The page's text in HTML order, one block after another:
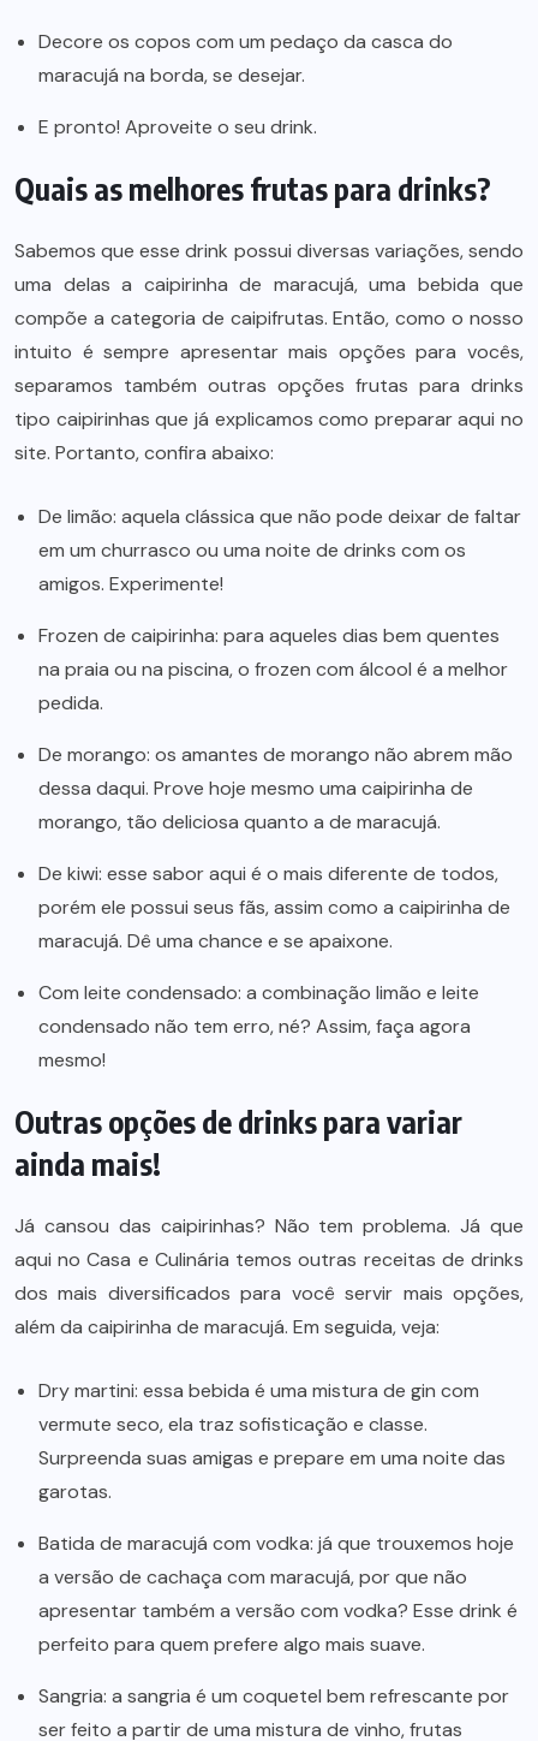
Decore os copos com um pedaço da casca do
maracujá na borda, se desejar.
E pronto! Aproveite o seu drink.
Quais as melhores frutas para drinks?
Sabemos que esse drink possui diversas variações, sendo
uma delas a caipirinha de maracujá, uma bebida que
compõe a categoria de caipifrutas. Então, como o nosso
intuito é sempre apresentar mais opções para vocês,
separamos também outras opções frutas para drinks
tipo caipirinhas que já explicamos como preparar aqui no
site. Portanto, confira abaixo:
De limão: aquela clássica que não pode deixar de faltar
em um churrasco ou uma noite de drinks com os
amigos. Experimente!
Frozen de caipirinha: para aqueles dias bem quentes
na praia ou na piscina, o frozen com álcool é a melhor
pedida.
De morango: os amantes de morango não abrem mão
dessa daqui. Prove hoje mesmo uma caipirinha de
morango, tão deliciosa quanto a de maracujá.
De kiwi: esse sabor aqui é o mais diferente de todos,
porém ele possui seus fãs, assim como a caipirinha de
maracujá. Dê uma chance e se apaixone.
Com leite condensado: a combinação limão e leite
condensado não tem erro, né? Assim, faça agora
mesmo!
Outras opções de drinks para variar
ainda mais!
Já cansou das caipirinhas? Não tem problema. Já que
aqui no Casa e Culinária temos outras receitas de drinks
dos mais diversificados para você servir mais opções,
além da caipirinha de maracujá. Em seguida, veja:
Dry martini: essa bebida é uma mistura de gin com
vermute seco, ela traz sofisticação e classe.
Surpreenda suas amigas e prepare em uma noite das
garotas.
Batida de maracujá com vodka: já que trouxemos hoje
a versão de cachaça com maracujá, por que não
apresentar também a versão com vodka? Esse drink é
perfeito para quem prefere algo mais suave.
Sangria: a sangria é um coquetel bem refrescante por
ser feito a partir de uma mistura de vinho, frutas